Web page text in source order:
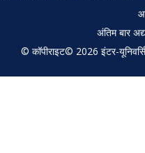
अंतिम बार
© कॉपीराइट© 2026 इंटर-